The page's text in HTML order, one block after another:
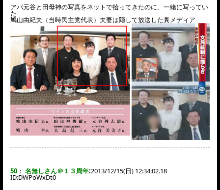
アパ元谷と田母神の写真をネットで拾ってきたのに、一緒に写ってい
た
鳩山由紀夫（当時民主党代表）夫妻は隠して放送した糞メディア
50 ： 名無しさん＠１３周年:2013/12/15(日) 12:34:02.18
ID:DWPoWxDt0